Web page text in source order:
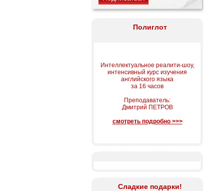
Полиглот
Интеллектуальное реалити-шоу,
интенсивный курс изучения
английского языка
за 16 часов
Преподаватель:
Дмитрий ПЕТРОВ
смотреть подробно >>>
Сладкие подарки!